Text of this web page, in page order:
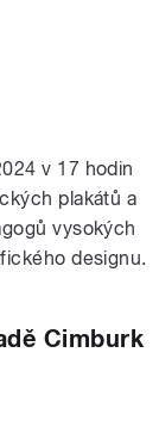
v 17 hodin
plakátů a
vysokých
designu.
Cimburk